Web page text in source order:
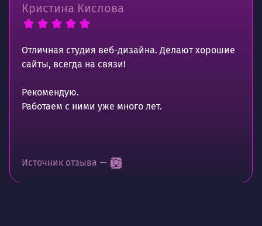
Кристина Кислова
Отличная студия веб-дизайна. Делают хорошие
сайты, всегда на связи!
Рекомендую.
Работаем с ними уже много лет.
Источник отзыва —